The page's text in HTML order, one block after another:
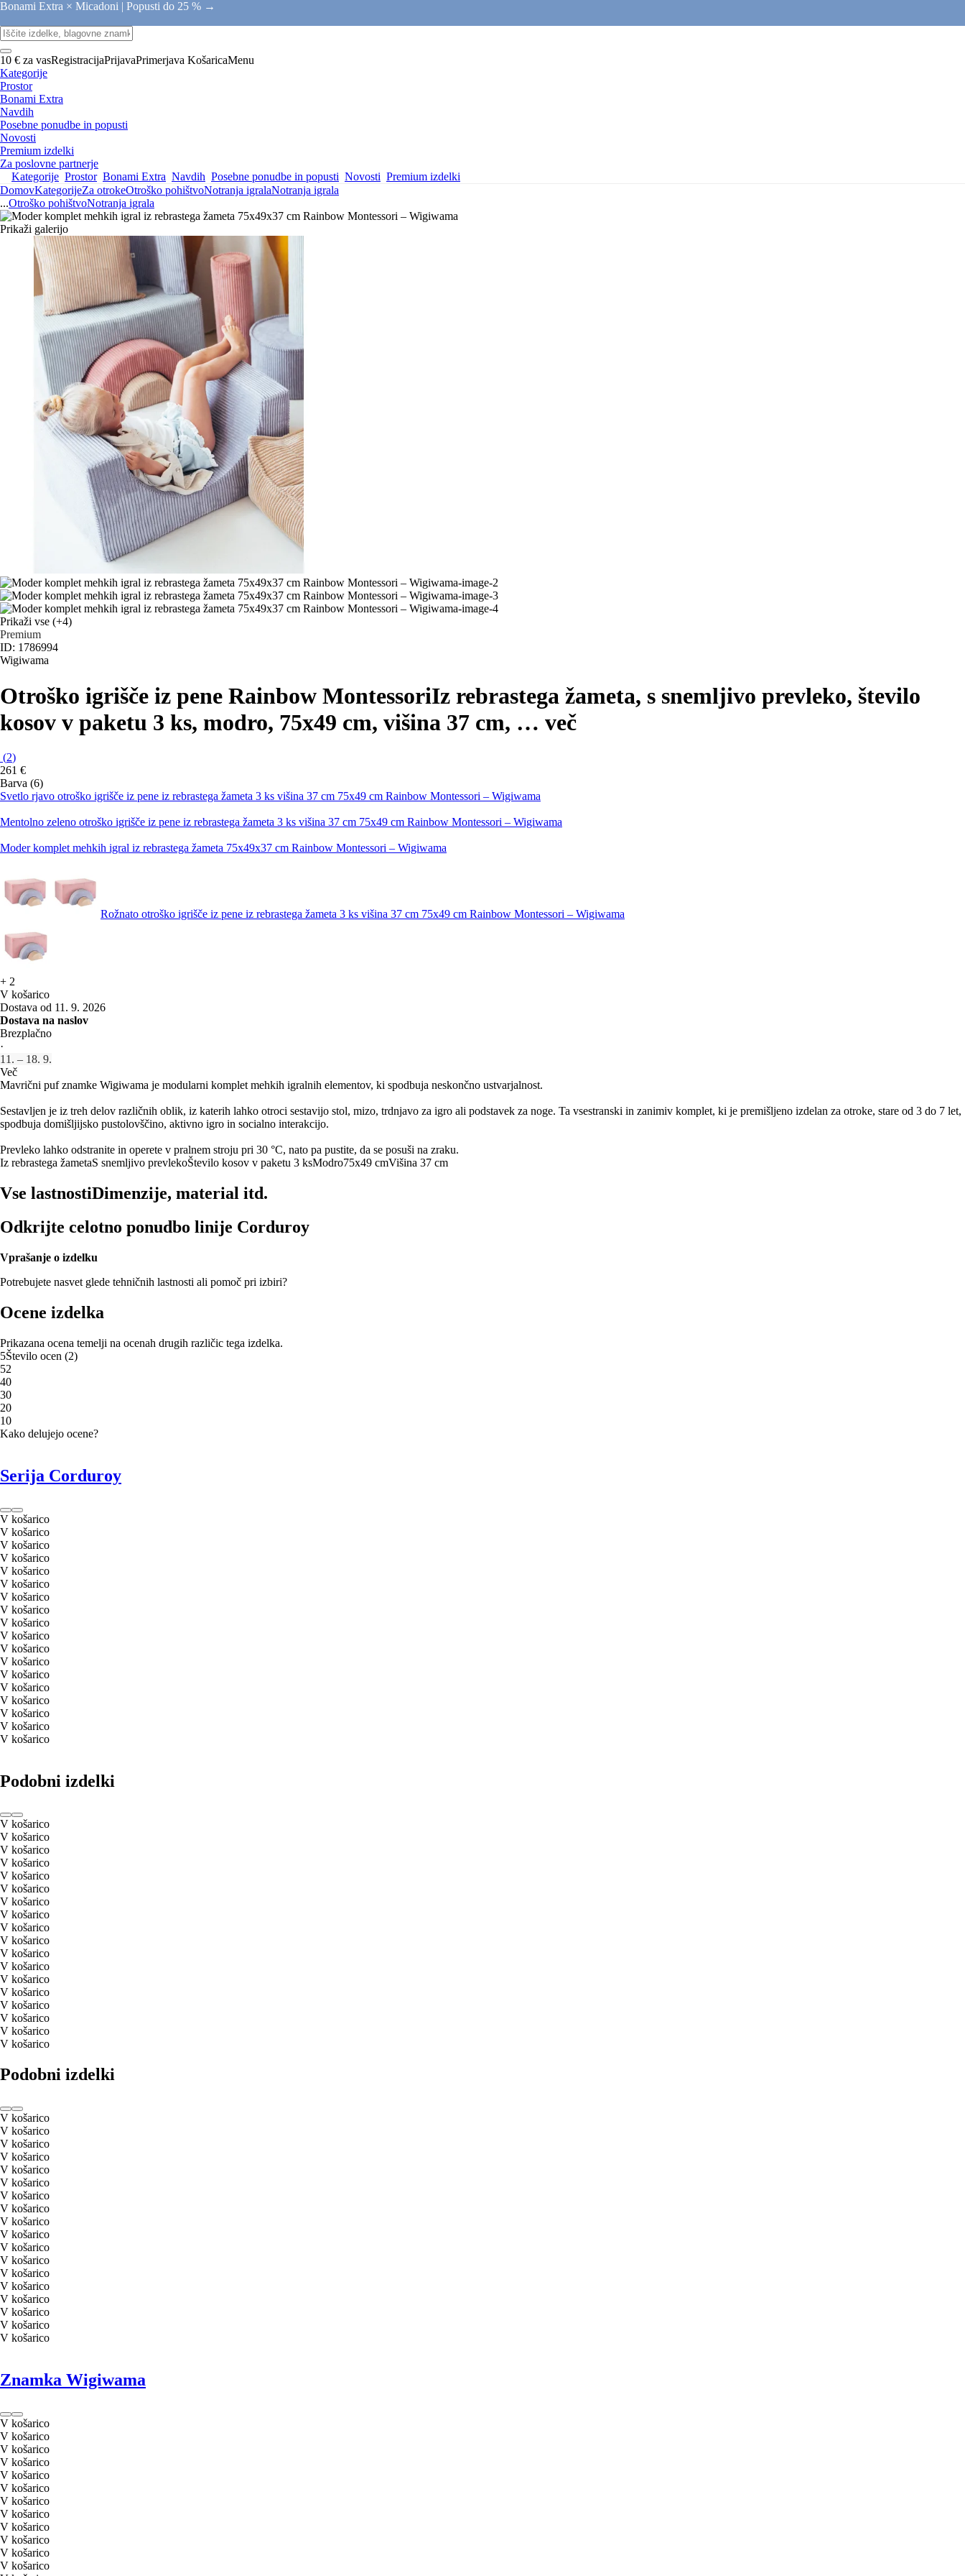
Bonami Extra × Micadoni | Popusti do 25 % →
10 € za vasRegistracijaPrijavaPrimerjava KošaricaMenu
Kategorije
Prostor
Bonami Extra
Navdih
Posebne ponudbe in popusti
Novosti
Premium izdelki
Za poslovne partnerje
Kategorije Prostor Bonami Extra Navdih Posebne ponudbe in popusti Novosti Premium izdelki
DomovKategorijeZa otrokeOtroško pohištvoNotranja igralaNotranja igrala
...Otroško pohištvoNotranja igrala
Prikaži galerijo
Prikaži vse (+4)
Premium
ID: 1786994
Wigiwama
Otroško igrišče iz pene Rainbow MontessoriIz rebrastega žameta, s snemljivo prevleko, število
kosov v paketu 3 ks, modro, 75x49 cm, višina 37 cm, … več
(2)
261 €
Barva (6)
Svetlo rjavo otroško igrišče iz pene iz rebrastega žameta 3 ks višina 37 cm 75x49 cm Rainbow Montessori – Wigiwama
Mentolno zeleno otroško igrišče iz pene iz rebrastega žameta 3 ks višina 37 cm 75x49 cm Rainbow Montessori – Wigiwama
Moder komplet mehkih igral iz rebrastega žameta 75x49x37 cm Rainbow Montessori – Wigiwama
Rožnato otroško igrišče iz pene iz rebrastega žameta 3 ks višina 37 cm 75x49 cm Rainbow Montessori – Wigiwama
+ 2
V košarico
Dostava od 11. 9. 2026
Dostava na naslov
Brezplačno
·
11. – 18. 9.
Več
Mavrični puf znamke Wigiwama je modularni komplet mehkih igralnih elementov, ki spodbuja neskončno ustvarjalnost.
Sestavljen je iz treh delov različnih oblik, iz katerih lahko otroci sestavijo stol, mizo, trdnjavo za igro ali podstavek za noge. Ta vsestranski in zanimiv komplet, ki je premišljeno izdelan za otroke, stare od 3 do 7 let,
spodbuja domišljijsko pustolovščino, aktivno igro in socialno interakcijo.
Prevleko lahko odstranite in operete v pralnem stroju pri 30 °C, nato pa pustite, da se posuši na zraku.
Iz rebrastega žametaS snemljivo prevlekoŠtevilo kosov v paketu 3 ksModro75x49 cmVišina 37 cm
Vse lastnostiDimenzije, material itd.
Odkrijte celotno ponudbo linije Corduroy
Vprašanje o izdelku
Potrebujete nasvet glede tehničnih lastnosti ali pomoč pri izbiri?
Ocene izdelka
Prikazana ocena temelji na ocenah drugih različic tega izdelka.
5Število ocen (2)
52
40
30
20
10
Kako delujejo ocene?
Serija Corduroy
V košarico
V košarico
V košarico
V košarico
V košarico
V košarico
V košarico
V košarico
V košarico
V košarico
V košarico
V košarico
V košarico
V košarico
V košarico
V košarico
V košarico
V košarico
Podobni izdelki
V košarico
V košarico
V košarico
V košarico
V košarico
V košarico
V košarico
V košarico
V košarico
V košarico
V košarico
V košarico
V košarico
V košarico
V košarico
V košarico
V košarico
V košarico
Podobni izdelki
V košarico
V košarico
V košarico
V košarico
V košarico
V košarico
V košarico
V košarico
V košarico
V košarico
V košarico
V košarico
V košarico
V košarico
V košarico
V košarico
V košarico
V košarico
Znamka Wigiwama
V košarico
V košarico
V košarico
V košarico
V košarico
V košarico
V košarico
V košarico
V košarico
V košarico
V košarico
V košarico